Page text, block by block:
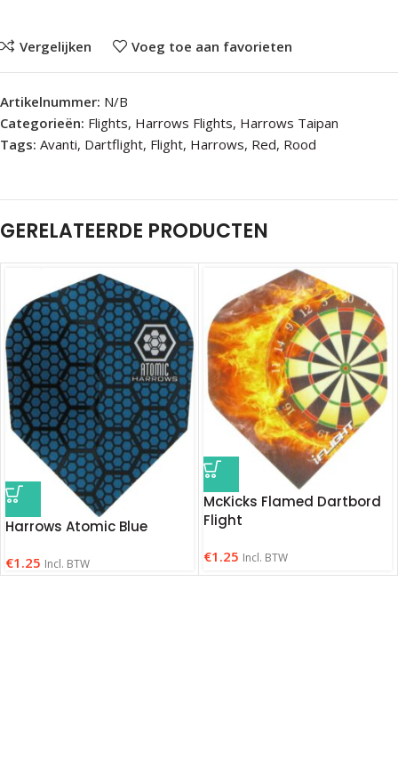
Vergelijken Voeg toe aan favorieten
Artikelnummer: N/B
Categorieën: Flights, Harrows Flights, Harrows Taipan
Tags: Avanti, Dartflight, Flight, Harrows, Red, Rood
GERELATEERDE PRODUCTEN
Harrows Atomic Blue
€1.25 Incl. BTW
McKicks Flamed Dartbord
Flight
€1.25 Incl. BTW